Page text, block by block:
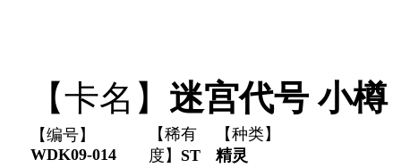
【卡名】 迷宫代号 小樽
【编号】
WDK09-014
【稀有
度】 ST
【种类】
精灵